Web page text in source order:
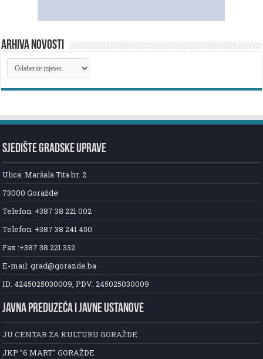
ARHIVA NOVOSTI
ARHIVA
NOVOSTI
SJEDIŠTE GRADSKE UPRAVE
Ulica: Maršala Tita br. 2
73000 Goražde
Telefon: +387 38 221 002
Telefon: +387 38 241 450
Fax :+387 38 221 332
E-mail: grad@gorazde.ba
ID: 4245025030009, PDV: 245025030009
JAVNA PREDUZEĆA I JAVNE USTANOVE
JU CENTAR ZA KULTURU GORAŽDE
JKP ”6 MART” GORAŽDE